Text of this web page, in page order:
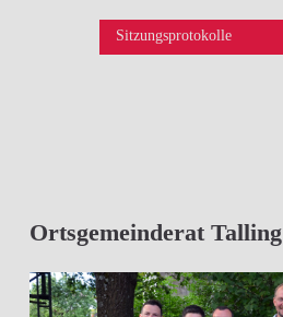
Sitzungsprotokolle
Ortsgemeinderat Talling